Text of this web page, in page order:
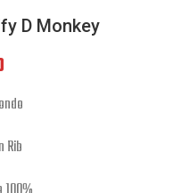
D Monkey
Rib